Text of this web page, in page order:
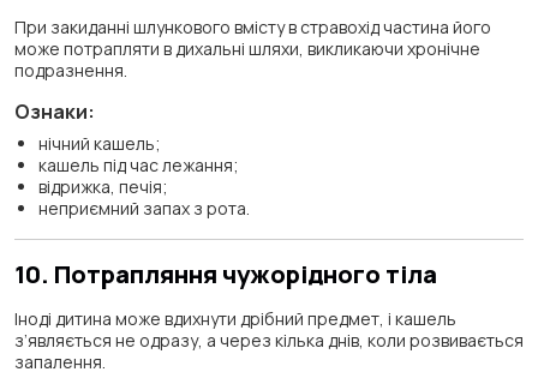
При закиданні шлункового вмісту в стравохід частина його
може потрапляти в дихальні шляхи, викликаючи хронічне
подразнення.
Ознаки:
нічний кашель;
кашель під час лежання;
відрижка, печія;
неприємний запах з рота.
10. Потрапляння чужорідного тіла
Іноді дитина може вдихнути дрібний предмет, і кашель
з’являється не одразу, а через кілька днів, коли розвивається
запалення.